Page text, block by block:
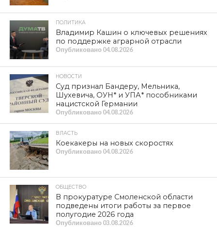
ПОЛИТИКА
Владимир Кашин о ключевых решениях
по поддержке аграрной отрасли
Опубликовано 04.08.2026
НОВОСТИ
Суд признал Бандеру, Мельника,
Шухевича, ОУН* и УПА* пособниками
нацистской Германии
Опубликовано 04.08.2026
ВЛАСТЬ
Коекакеры на новых скоростях
Опубликовано 04.08.2026
ОБЩЕСТВО
В прокуратуре Смоленской области
подведены итоги работы за первое
полугодие 2026 года
Опубликовано 03.08.2026